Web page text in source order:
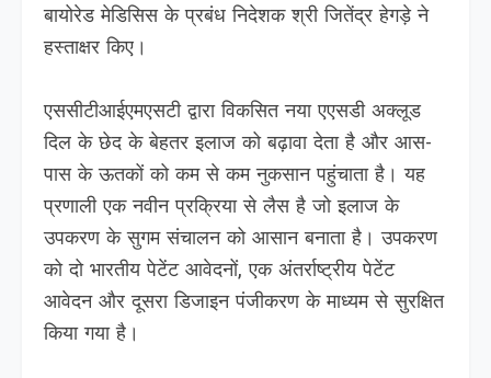
बायोरेड मेडिसिस के प्रबंध निदेशक श्री जितेंद्र हेगड़े ने
हस्ताक्षर किए।
एससीटीआईएमएसटी द्वारा विकसित नया एएसडी अक्लूड
दिल के छेद के बेहतर इलाज को बढ़ावा देता है और आस-
पास के ऊतकों को कम से कम नुकसान पहुंचाता है। यह
प्रणाली एक नवीन प्रक्रिया से लैस है जो इलाज के
उपकरण के सुगम संचालन को आसान बनाता है। उपकरण
को दो भारतीय पेटेंट आवेदनों, एक अंतर्राष्ट्रीय पेटेंट
आवेदन और दूसरा डिजाइन पंजीकरण के माध्यम से सुरक्षित
किया गया है।